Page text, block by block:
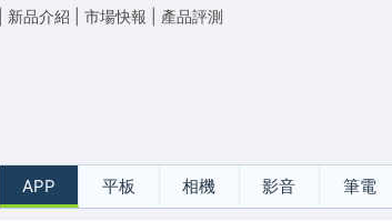
新品介紹 市場快報 產品評測
APP 平板 相機 影音 筆電